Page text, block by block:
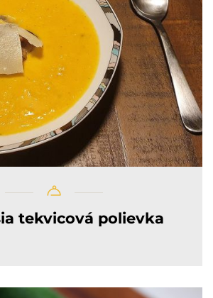
tekvicová polievka